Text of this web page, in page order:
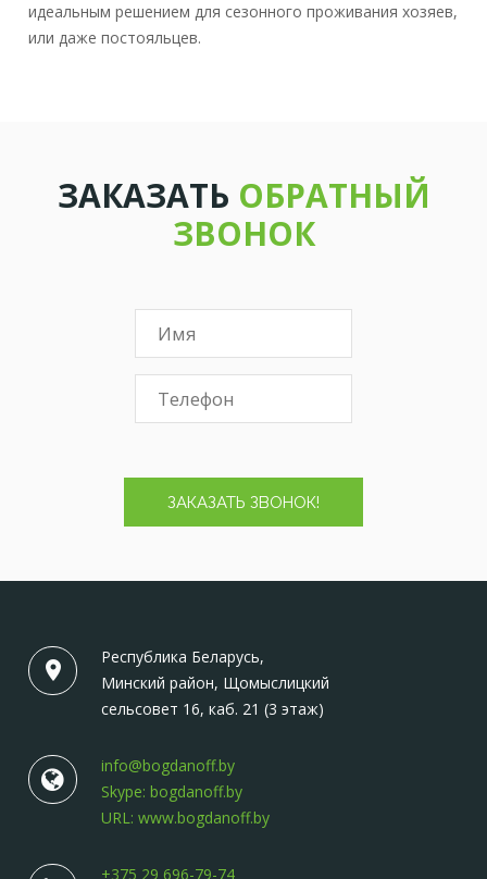
идеальным решением для сезонного проживания хозяев,
или даже постояльцев.
ЗАКАЗАТЬ ОБРАТНЫЙ
ЗВОНОК
ЗАКАЗАТЬ ЗВОНОК!
Республика Беларусь,
Минский район, Щомыслицкий
сельсовет 16, каб. 21 (3 этаж)
info@bogdanoff.by
Skype: bogdanoff.by
URL: www.bogdanoff.by
+375 29 696-79-74